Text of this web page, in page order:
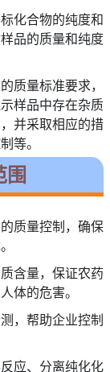
化合物的纯度和
品的质量和纯度
质量标准要求，
样品中存在杂质
并采取相应的措
等。
围
质量控制，确保
含量，保证农药
体的危害。
，帮助企业控制
应、分离纯化化